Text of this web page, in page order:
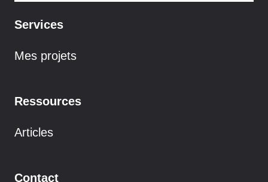
Services
Mes projets
Ressources
Articles
Contact